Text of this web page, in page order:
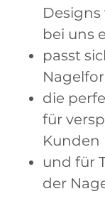
Designs
bei uns
passt
die
für
Kunden
und für
der